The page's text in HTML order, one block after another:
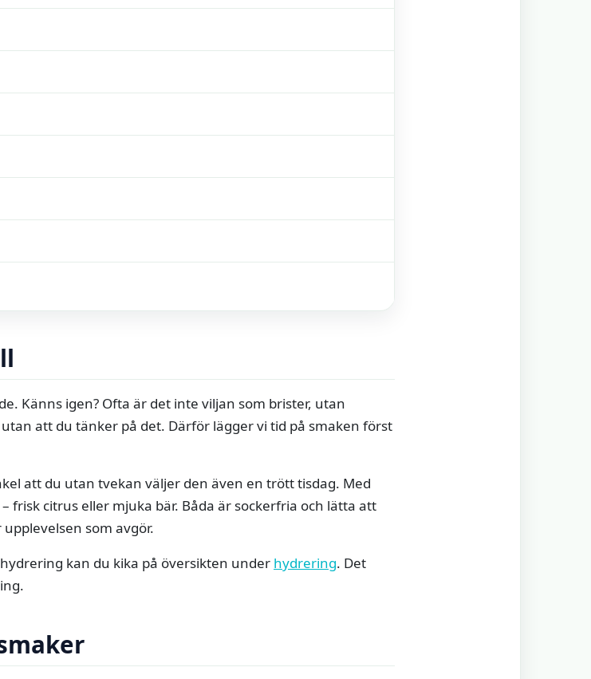
Känns igen? Ofta är det inte viljan som brister, utan
att du tänker på det. Därför lägger vi tid på smaken först
att du utan tvekan väljer den även en trött tisdag. Med
frisk citrus eller mjuka bär. Båda är sockerfria och lätta att
som avgör.
kan du kika på översikten under hydrering. Det